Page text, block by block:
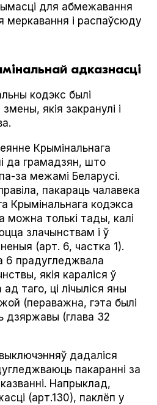
для абмежавання
меркавання і распаўсюду
адказнасці
кодэкс былі
якія закранулі і
Крымінальнага
да грамадзян, што
за межамі Беларусі.
пакараць чалавека
Крымінальнага кодэкса
можна толькі тады, калі
злачынствам і ў
(арт. 6, частка 1).
6 прадугледжвала
якія караліся ў
таго, ці лічыліся яны
(пераважна, гэта былі
дзяржавы (глава 32
дадаліся
пакаранні за
Напрыклад,
(арт.130), паклёп у